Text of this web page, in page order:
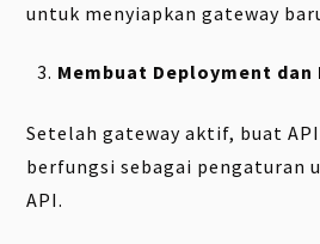
untuk menyiapkan gateway
Membuat Deployment dan
Setelah gateway aktif, buat
berfungsi sebagai pengaturan
API.